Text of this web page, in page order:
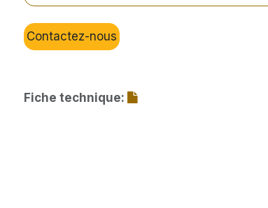
Contactez-nous
Fiche technique: